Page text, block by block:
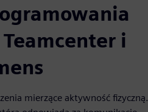
i
mierzące aktywność fizyczną.